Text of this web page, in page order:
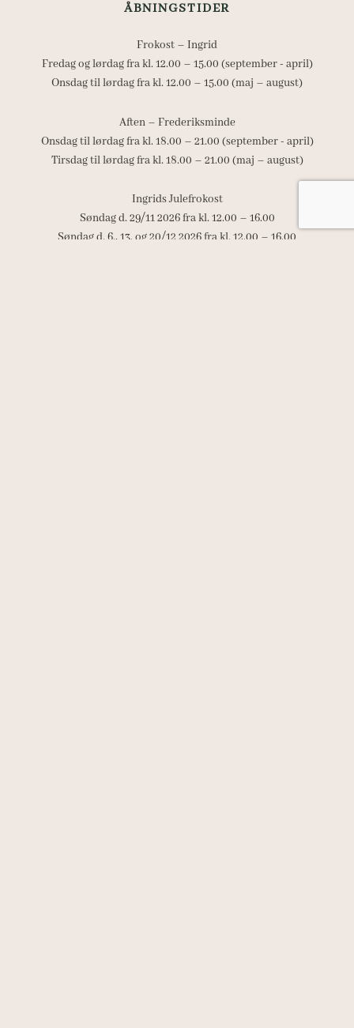
ÅBNINGSTIDER
Frokost – Ingrid
Fredag og lørdag fra kl. 12.00 – 15.00 (september - april)
Onsdag til lørdag fra kl. 12.00 – 15.00 (maj – august)
Aften – Frederiksminde
Onsdag til lørdag fra kl. 18.00 – 21.00 (september - april)
Tirsdag til lørdag fra kl. 18.00 – 21.00 (maj – august)
Ingrids Julefrokost
Søndag d. 29/11 2026 fra kl. 12.00 – 16.00
Søndag d. 6., 13. og 20/12 2026 fra kl. 12.00 – 16.00